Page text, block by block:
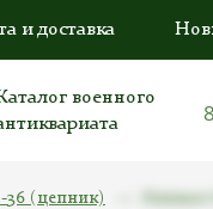
и доставка
военного
36 (цепник)